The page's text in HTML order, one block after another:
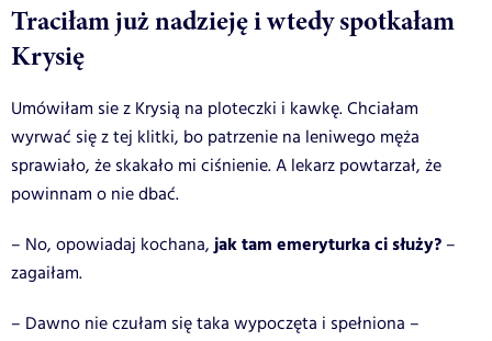
Traciłam już nadzieję i wtedy spotkałam
Krysię
Umówiłam sie z Krysią na ploteczki i kawkę. Chciałam
wyrwać się z tej klitki, bo patrzenie na leniwego męża
sprawiało, że skakało mi ciśnienie. A lekarz powtarzał, że
powinnam o nie dbać.
– No, opowiadaj kochana,jak tam emeryturka ci służy? –
zagaiłam.
– Dawno nie czułam się taka wypoczęta i spełniona –